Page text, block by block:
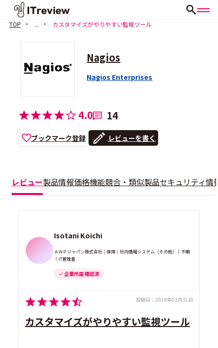
TOP ... カスタマイズがやりやすい監視ツール
Nagios
Nagios Enterprises
4.0 14
ブックマーク登録 レビューを書く
レビュー製品情報価格機能競合・類似製品セキュリティ情
Isotani Koichi
ＡＷＰジャパン株式会社｜保険｜社内情報システム（その他）｜不明
｜IT管理者
企業所属 確認済
投稿日： 2019年03月31日
カスタマイズがやりやすい監視ツール